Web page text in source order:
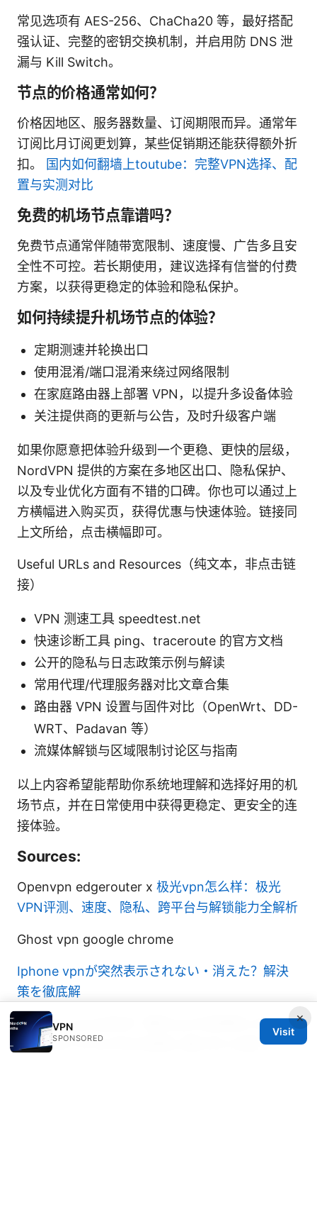
常见选项有 AES-256、ChaCha20 等，最好搭配
强认证、完整的密钥交换机制，并启用防 DNS 泄
漏与 Kill Switch。
节点的价格通常如何？
价格因地区、服务器数量、订阅期限而异。通常年
订阅比月订阅更划算，某些促销期还能获得额外折
扣。
国内如何翻墙上toutube：完整VPN选择、配
置与实测对比
免费的机场节点靠谱吗？
免费节点通常伴随带宽限制、速度慢、广告多且安
全性不可控。若长期使用，建议选择有信誉的付费
方案，以获得更稳定的体验和隐私保护。
如何持续提升机场节点的体验？
定期测速并轮换出口
使用混淆/端口混淆来绕过网络限制
在家庭路由器上部署 VPN，以提升多设备体验
关注提供商的更新与公告，及时升级客户端
如果你愿意把体验升级到一个更稳、更快的层级，
NordVPN 提供的方案在多地区出口、隐私保护、
以及专业优化方面有不错的口碑。你也可以通过上
方横幅进入购买页，获得优惠与快速体验。链接同
上文所给，点击横幅即可。
Useful URLs and Resources（纯文本，非点击链
接）
VPN 测速工具 speedtest.net
快速诊断工具 ping、traceroute 的官方文档
公开的隐私与日志政策示例与解读
常用代理/代理服务器对比文章合集
路由器 VPN 设置与固件对比（OpenWrt、DD-
WRT、Padavan 等）
流媒体解锁与区域限制讨论区与指南
以上内容希望能帮助你系统地理解和选择好用的机
场节点，并在日常使用中获得更稳定、更安全的连
接体验。
Sources:
Openvpn edgerouter x 极光vpn怎么样：极光
VPN评测、速度、隐私、跨平台与解锁能力全解析
Ghost vpn google chrome
Iphone vpnが突然表示されない・消えた？解決
策を徹底解
Thunder vpnは安全？無料vpnの危険性と本当に
おすすめできるVPNの実情と選び方と比較
×
VPN
SPONSORED
Visit